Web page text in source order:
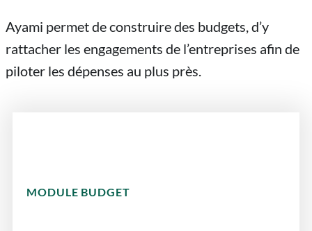
Ayami permet de construire des budgets, d’y
rattacher les engagements de l’entreprises afin de
piloter les dépenses au plus près.
MODULE BUDGET